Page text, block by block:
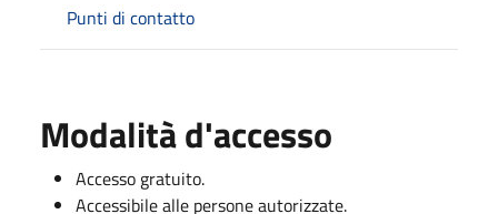
Punti di contatto
Modalità d'accesso
Accesso gratuito.
Accessibile alle persone autorizzate.